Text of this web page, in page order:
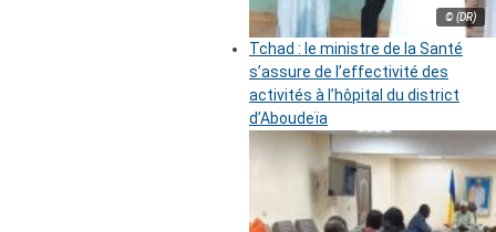
© (DR)
Tchad : le ministre de la Santé
s’assure de l’effectivité des
activités à l’hôpital du district
d’Aboudeïa